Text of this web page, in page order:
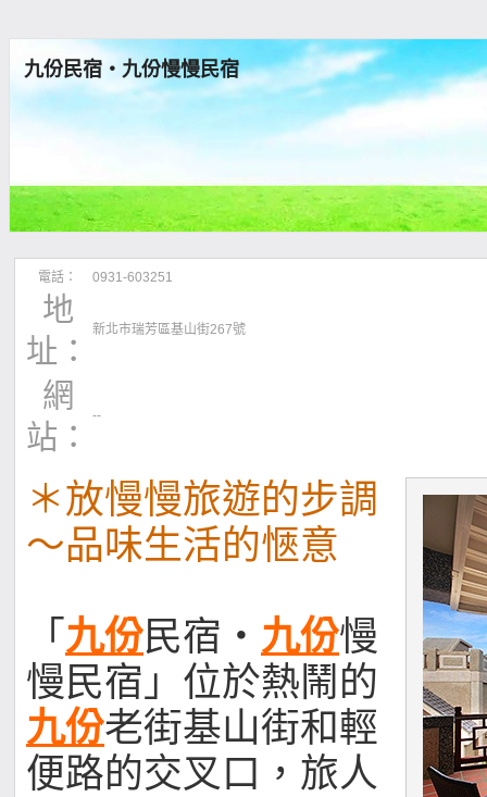
九份民宿‧九份慢慢民宿
電話： 0931-603251
地
址：
新北市瑞芳區基山街267號
網
站：
--
＊放慢慢旅遊的步調
～品味生活的愜意
「 九份民宿‧ 九份慢
慢民宿」位於熱鬧的
九份老街基山街和輕
便路的交叉口，旅人